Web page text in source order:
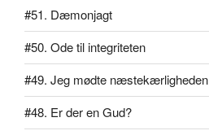
#51. Dæmonjagt
#50. Ode til integriteten
#49. Jeg mødte næstekærligheden
#48. Er der en Gud?